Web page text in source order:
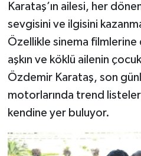
Karataş’ın ailesi, her
sevgisini ve ilgisini
Özellikle sinema filmlerine
aşkın ve köklü ailenin
Özdemir Karataş, son
motorlarında trend
kendine yer buluyor.